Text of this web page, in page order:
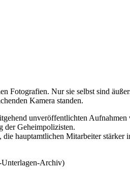
Nur sie selbst sind
Kamera standen.
unveröffentlichten
der Geheimpolizisten.
hauptamtlichen Mitarbeiter
Unterlagen-Archiv)